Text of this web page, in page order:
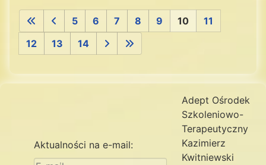
5 6 7 8 9 10
11
12
13 14
Aktualności na e-mail:
Adept Ośrodek
Szkoleniowo-
Terapeutyczny
Kazimierz
Kwitniewski